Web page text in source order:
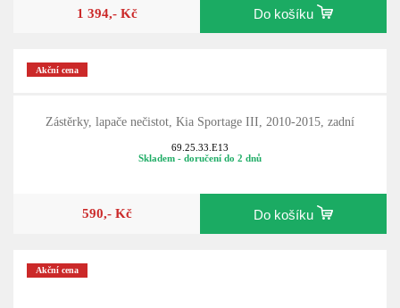
1 394,- Kč Do košíku
Akční cena
Zástěrky, lapače nečistot, Kia Sportage III, 2010-2015, zadní
69.25.33.E13
Skladem - doručení do 2 dnů
590,- Kč Do košíku
Akční cena